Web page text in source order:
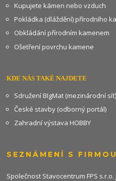
Kupujete kámen nebo vzduch
Pokládka (dláždění) přírodního
Obkládání přírodním kamenem
Ošetření povrchu kamene
KDE NÁS TAKÉ NAJDETE
Sdružení BIgMat (mezinárodní síť)
České stavby (odborný portál)
Zahradní výstava HOBBY
SEZNÁMENÍ S FIRMOU
Společnost Stavocentrum FPS